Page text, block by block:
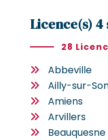
Licence(s) 4
28
Abbeville
Ailly-sur-
Amiens
Arvillers
Beauquesne